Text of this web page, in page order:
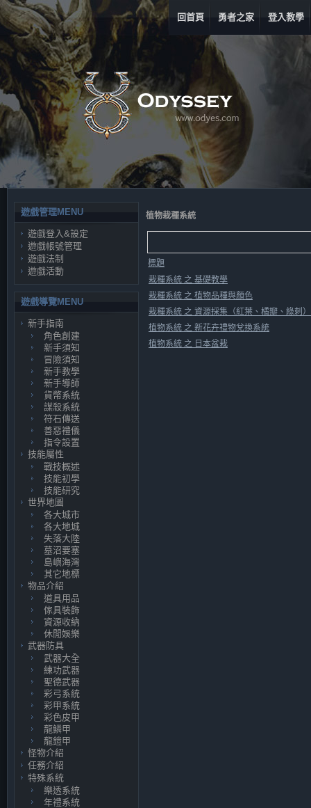
回首頁 勇者之家 登入教學
遊戲管理MENU
遊戲登入&設定
遊戲帳號管理
遊戲法制
遊戲活動
遊戲導覽MENU
新手指南
角色創建
新手須知
冒險須知
新手教學
新手導師
貨幣系統
謀殺系統
符石傳送
善惡禮儀
指令設置
技能屬性
戰技概述
技能初學
技能研究
世界地圖
各大城市
各大地城
失落大陸
墓沼要塞
島嶼海灣
其它地標
物品介紹
道具用品
傢具裝飾
資源收納
休閒娛樂
武器防具
武器大全
練功武器
聖德武器
彩弓系統
彩甲系統
彩色皮甲
龍鱗甲
龍鎧甲
怪物介紹
任務介紹
特殊系統
樂透系統
年禮系統
植物栽種系統
標題
栽種系統 之 基礎教學
栽種系統 之 植物品種與顏色
栽種系統 之 資源採集（紅葉、橘瓣、綠刺）
植物系統 之 新花卉禮物兌換系統
植物系統 之 日本盆栽